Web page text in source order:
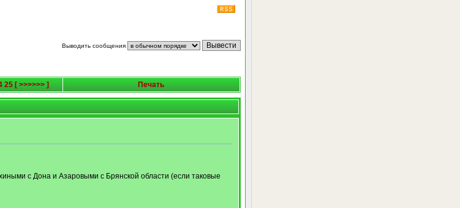
Выводить сообщения
25 [ >>>>>> ] Печать
с Дона и Азаровыми с Брянской области (если таковые